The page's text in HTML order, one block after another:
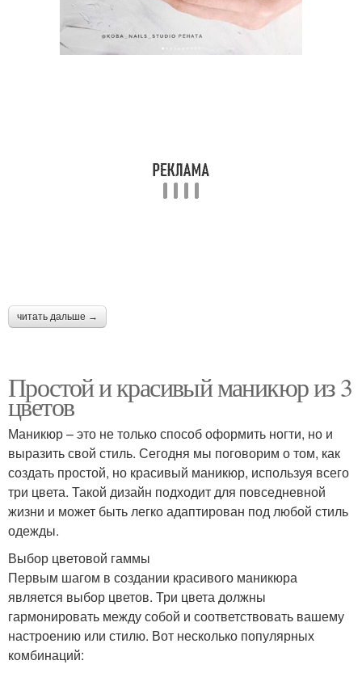
читать дальше →
Простой и красивый маникюр из 3
цветов
Маникюр – это не только способ оформить ногти, но и
выразить свой стиль. Сегодня мы поговорим о том, как
создать простой, но красивый маникюр, используя всего
три цвета. Такой дизайн подходит для повседневной
жизни и может быть легко адаптирован под любой стиль
одежды.
Выбор цветовой гаммы
Первым шагом в создании красивого маникюра
является выбор цветов. Три цвета должны
гармонировать между собой и соответствовать вашему
настроению или стилю. Вот несколько популярных
комбинаций: